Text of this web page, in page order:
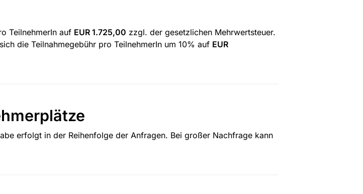
TeilnehmerIn auf EUR 1.725,00 zzgl. der gesetzlichen Mehrwertsteuer.
die Teilnahmegebühr pro TeilnehmerIn um 10% auf EUR
erfolgt in der Reihenfolge der Anfragen. Bei großer Nachfrage kann